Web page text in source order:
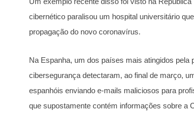
cibernético paralisou um hospital universitário
propagação do novo coronavírus.
Na Espanha, um dos países mais atingidos pela
cibersegurança detectaram, ao final de março,
espanhóis enviando e-mails maliciosos para
que supostamente contém informações sobre a